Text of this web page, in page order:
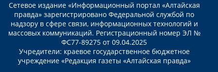
Сетевое издание «Информационный портал «Алтайская
правда» зарегистрировано Федеральной службой по
надзору в сфере связи, информационных технологий и
массовых коммуникаций. Регистрационный номер ЭЛ №
ФС77-89275 от 09.04.2025
Учредители: краевое государственное бюджетное
учреждение «Редакция газеты «Алтайская правда»